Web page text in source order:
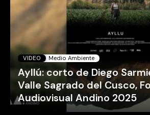
VIDEO Medio Ambiente
Ayllú: corto de Diego
Valle Sagrado del Cusco,
Audiovisual Andino 2025